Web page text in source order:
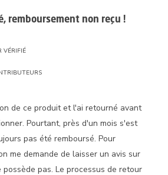
remboursement non reçu !
VÉRIFIÉ
de ce produit et l'ai retourné avant
Pourtant, près d'un mois s'est
pas été remboursé. Pour
me demande de laisser un avis sur
pas. Le processus de retour